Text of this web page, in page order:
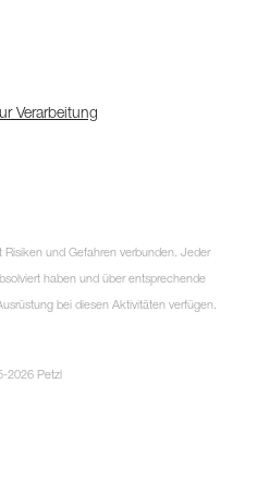
Verarbeitung
Risiken und Gefahren verbunden. Jeder
haben und über entsprechende
bei diesen Aktivitäten verfügen.
2026 Petzl